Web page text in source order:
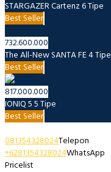
STARGAZER Cartenz6 Tipe
Best Seller
732.600.000
The All-New SANTA FE4 Tipe
Best Seller
817.000.000
IONIQ 5 5 Tipe
Best Seller
081354328024Telepon
+6281354328024WhatsApp
Pricelist